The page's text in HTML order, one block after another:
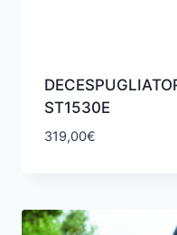
ST1530E
319,00€